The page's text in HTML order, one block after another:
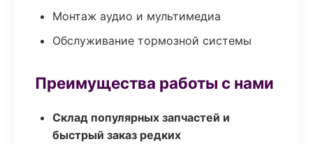
Монтаж аудио и мультимедиа
Обслуживание тормозной системы
Преимущества работы с нами
Склад популярных запчастей и
быстрый заказ редких